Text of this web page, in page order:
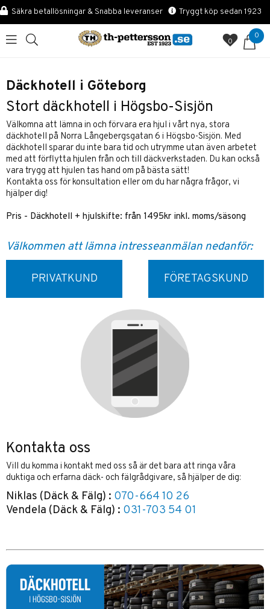
Säkra betallösningar & Snabba leveranser Tryggt köp sedan 1923
0
0
Däckhotell i Göteborg
Stort däckhotell i Högsbo-Sisjön
Välkomna att lämna in och förvara era hjul i vårt nya, stora
däckhotell på Norra Långebergsgatan 6 i Högsbo-Sisjön. Med
däckhotell sparar du inte bara tid och utrymme utan även arbetet
med att förflytta hjulen från och till däckverkstaden. Du kan också
vara trygg att hjulen tas hand om på bästa sätt!
Kontakta oss för konsultation eller om du har några frågor, vi
hjälper dig!
Pris - Däckhotell + hjulskifte: från 1495kr inkl. moms/säsong
Välkommen att lämna intresseanmälan nedanför:
PRIVATKUND FÖRETAGSKUND
Kontakta oss
Vill du komma i kontakt med oss så är det bara att ringa våra
duktiga och erfarna däck- och fälgrådgivare, så hjälper de dig:
Niklas (Däck & Fälg) : 070-664 10 26
Vendela (Däck & Fälg) : 031-703 54 01